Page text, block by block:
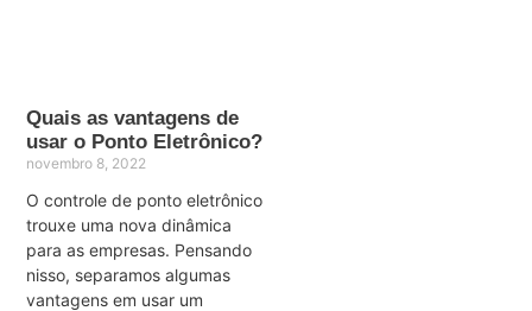
Quais as vantagens de
usar o Ponto Eletrônico?
novembro 8, 2022
O controle de ponto eletrônico
trouxe uma nova dinâmica
para as empresas. Pensando
nisso, separamos algumas
vantagens em usar um